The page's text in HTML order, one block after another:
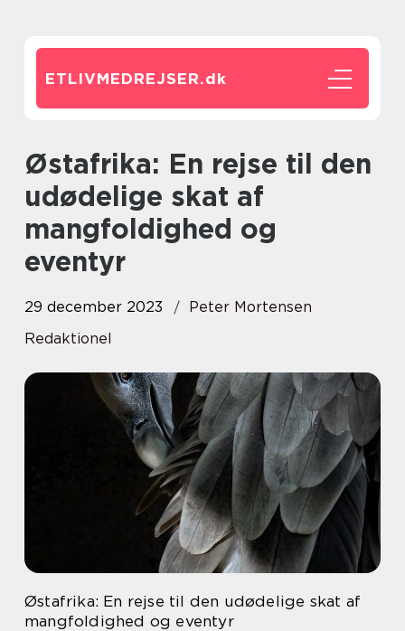
ETLIVMEDREJSER.dk
Østafrika: En rejse til den
udødelige skat af
mangfoldighed og
eventyr
29 december 2023
Peter Mortensen
Redaktionel
Østafrika: En rejse til den udødelige skat af
mangfoldighed og eventyr